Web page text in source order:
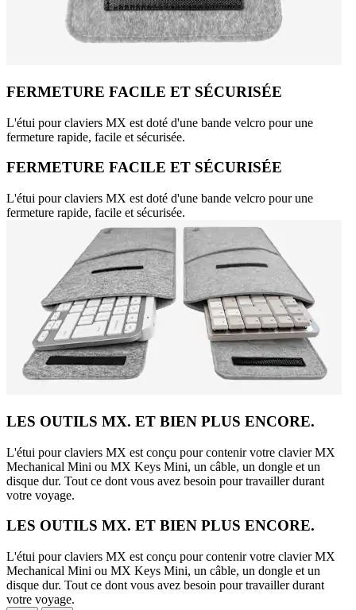
FERMETURE FACILE ET SÉCURISÉE
L'étui pour claviers MX est doté d'une bande velcro pour une
fermeture rapide, facile et sécurisée.
FERMETURE FACILE ET SÉCURISÉE
L'étui pour claviers MX est doté d'une bande velcro pour une
fermeture rapide, facile et sécurisée.
LES OUTILS MX. ET BIEN PLUS ENCORE.
L'étui pour claviers MX est conçu pour contenir votre clavier MX
Mechanical Mini ou MX Keys Mini, un câble, un dongle et un
disque dur. Tout ce dont vous avez besoin pour travailler durant
votre voyage.
LES OUTILS MX. ET BIEN PLUS ENCORE.
L'étui pour claviers MX est conçu pour contenir votre clavier MX
Mechanical Mini ou MX Keys Mini, un câble, un dongle et un
disque dur. Tout ce dont vous avez besoin pour travailler durant
votre voyage.